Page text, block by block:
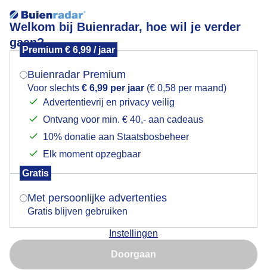
Welkom bij Buienradar, hoe wil je verder
gaan?
Premium € 6,99 / jaar
Buienradar Premium
Voor slechts € 6,99 per jaar (€ 0,58 per maand)
Advertentievrij en privacy veilig
Ontvang voor min. € 40,- aan cadeaus
10% donatie aan Staatsbosbeheer
Elk moment opzegbaar
Gratis
Met persoonlijke advertenties
Gratis blijven gebruiken
Instellingen
Doorgaan
Toren van Landsberg.
Oude stad in zuid Duitsland. 27 C
Mogen we je locatie gebruiken voor het
Indien je hier nog geen akkoord op hebt gegeven,
verschijnt er zo een pop-up uit je browser waarin
Is goed, toon de popup
Nu niet, misschien later